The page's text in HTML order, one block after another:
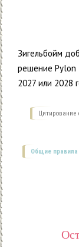
Зигельбойм
решение Pylon
2027 или 2028
Цитирование
Общие правила